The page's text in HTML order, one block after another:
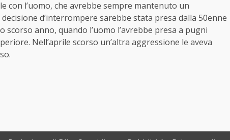
l’uomo, che avrebbe sempre mantenuto un
d’interrompere sarebbe stata presa dalla 50enne
anno, quando l’uomo l’avrebbe presa a pugni
Nell’aprile scorso un’altra aggressione le aveva